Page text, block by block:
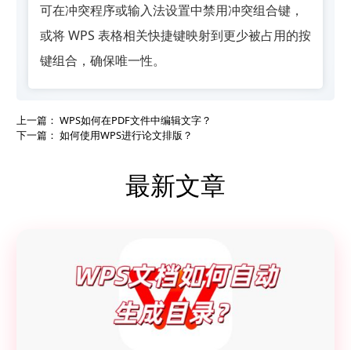
可在冲突程序或输入法设置中禁用冲突组合键，
或将 WPS 表格相关快捷键映射到更少被占用的按
键组合，确保唯一性。
上一篇： WPS如何在PDF文件中编辑文字？
下一篇： 如何使用WPS进行论文排版？
最新文章